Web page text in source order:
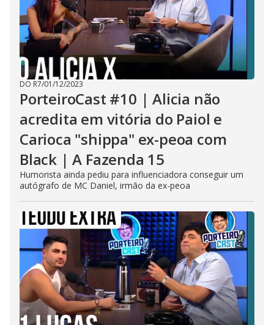
DO R7/01/12/2023
PorteiroCast #10 | Alicia não
acredita em vitória do Paiol e
Carioca "shippa" ex-peoa com
Black | A Fazenda 15
Humorista ainda pediu para influenciadora conseguir um
autógrafo de MC Daniel, irmão da ex-peoa